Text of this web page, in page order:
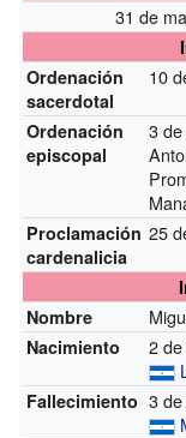
31 de
Ordenación
sacerdotal
10
Ordenación
episcopal
3
Proclamación
cardenalicia
25
Nombre
Nacimiento
2
Fallecimiento 3